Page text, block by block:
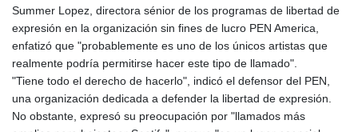
MWK 2004.537163
MXN 19.809677
MYR 4.729001
MZN 73.883747
NAD 18.780552
NGN 1577.519501
NIO 42.541205
Summer Lopez, directora sénior de los programas de libertad de
expresión en la organización sin fines de lucro PEN America,
enfatizó que "probablemente es uno de los únicos artistas que
realmente podría permitirse hacer este tipo de llamado".
"Tiene todo el derecho de hacerlo", indicó el defensor del PEN,
una organización dedicada a defender la libertad de expresión.
No obstante, expresó su preocupación por "llamados más